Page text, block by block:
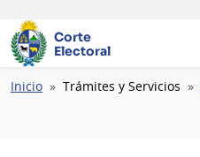
Corte
Electoral
Ruta
Inicio Trámites y Servicios